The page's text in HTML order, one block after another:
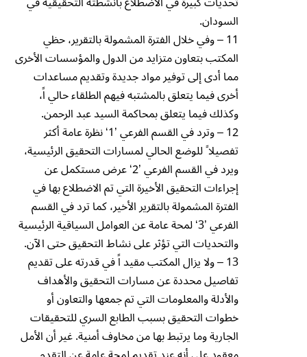
السودان.
11 – وفي خلال الفترة المشمولة بالتقرير، حظي
المكتب بتعاون متزايد من الدول والمؤسسات الأخرى
مما أدى إلى توفير مواد جديدة وتقديم مساعدات
أخرى فيما يتعلق بالمشتبه فيهم الطلقاء حالي اً،
وكذلك فيما يتعلق بمحاكمة السيد عبد الرحمن.
12 – وترد في القسم الفرعي ’1‘ نظرة عامة أكثر
تفصيلا ً للوضع الحالي لمسارات التحقيق الرئيسية،
ويرد في القسم الفرعي ’2‘ عرض مستكمل عن
إجراءات التحقيق الأخيرة التي تم الاضطلاع بها في
الفترة المشمولة بالتقرير الأخير، كما ترد في القسم
الفرعي ’3‘ لمحة عامة عن العوامل السياقية الرئيسية
والتحديات التي تؤثر على نشاط التحقيق حتى الآن.
13 – ولا يزال المكتب مقيد اً في قدرته على تقديم
تفاصيل محددة عن مسارات التحقيق والأهداف
والأدلة والمعلومات التي تم جمعها والتعاون أو
خطوات التحقيق بسبب الطابع السري للتحقيقات
الجارية وما يرتبط بها من مخاوف أمنية. غير أن الأمل